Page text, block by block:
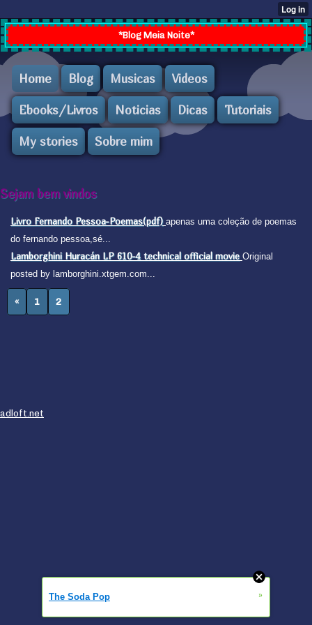
*Blog Meia Noite*
Home Blog Musicas Videos
Ebooks/Livros Noticias Dicas Tutoriais
My stories Sobre mim
Sejam bem vindos
Livro Fernando Pessoa-Poemas(pdf) apenas uma coleção de poemas
do fernando pessoa,sé...
Lamborghini Huracán LP 610-4 technical official movie Original
posted by lamborghini.xtgem.com...
« 1 2
adloft.net
The Soda Pop »